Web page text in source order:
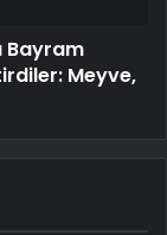
Bayram
Meyve,